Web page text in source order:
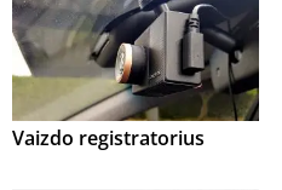
Vaizdo registratorius